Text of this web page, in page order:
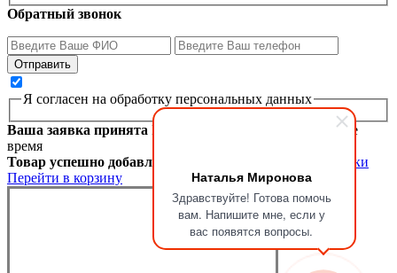
Наталья Миронова
Здравствуйте! Готова помочь
вам. Напишите мне, если у
вас появятся вопросы.
Обратный звонок
Я согласен на обработку персональных данных
Ваша заявка принята Мы перезвоним вам в ближайшее
время
Товар успешно добавлен в корзину
Продолжить покупки
Перейти в корзину